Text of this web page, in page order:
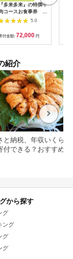
『多来多来』の特撰牛
コースお食事券 4
名様分【1131614】
5.0
付金額: 72,000 円
紹介
と納税、年収いくらで
付できる？おすすめ返
から探す
グ
ング
グ
グ